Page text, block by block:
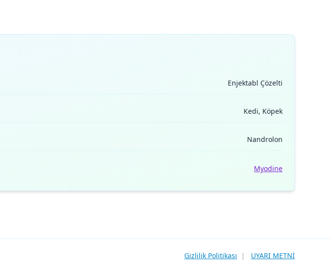
Enjektabl Çözelti
Kedi, Köpek
Nandrolon
Myodine
Gizlilik Politikası | UYARI METNİ